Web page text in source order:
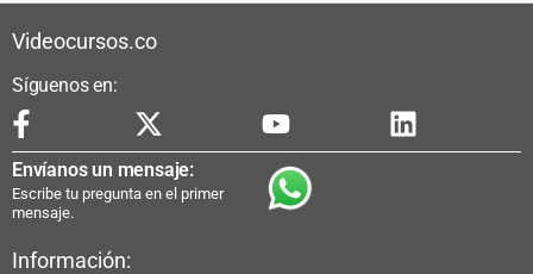
Videocursos.co
Síguenos en:
Envíanos un mensaje:
Escribe tu pregunta en el primer
mensaje.
Información: